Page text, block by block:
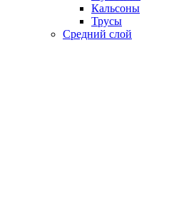
Кальсоны
Трусы
Средний слой